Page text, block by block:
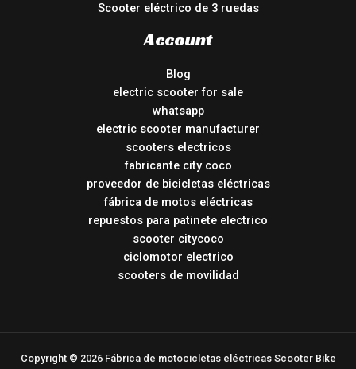
Scooter eléctrico de 3 ruedas
Account
Blog
electric scooter for sale
whatsapp
electric scooter manufacturer
scooters electricos
fabricante city coco
proveedor de bicicletas eléctricas
fábrica de motos eléctricas
repuestos para patinete electrico
scooter citycoco
ciclomotor electrico
scooters de movilidad
Copyright © 2026 Fábrica de motocicletas eléctricas Scooter Bike